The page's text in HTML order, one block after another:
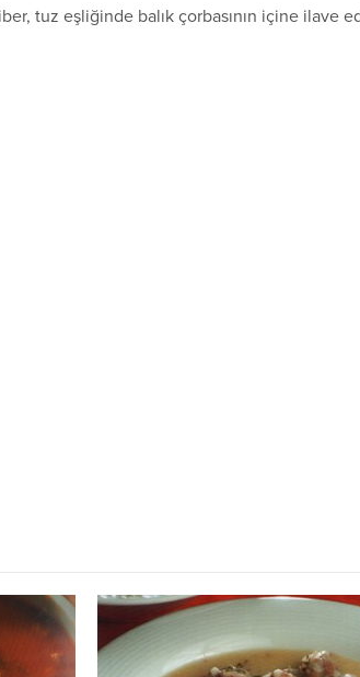
tuz eşliğinde balık çorbasının içine ilave